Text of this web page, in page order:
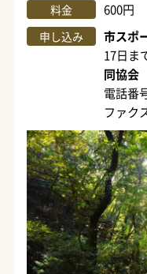
料金 600円
申し込み 市スポ
17日ま
同協会
電話番
ファク